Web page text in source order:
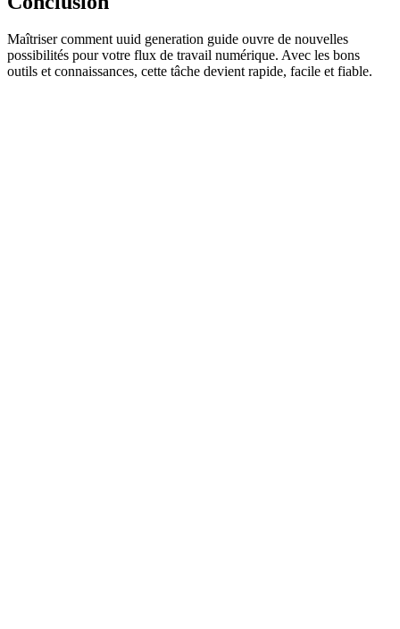
Maîtriser comment uuid generation guide ouvre de nouvelles
possibilités pour votre flux de travail numérique. Avec les bons
outils et connaissances, cette tâche devient rapide, facile et fiable.